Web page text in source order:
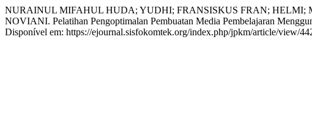
NURAINUL MIFAHUL HUDA; YUDHI; FRANSISKUS FRAN;
NOVIANI. Pelatihan Pengoptimalan Pembuatan Media Pembelajaran
Disponível em: https://ejournal.sisfokomtek.org/index.php/jpkm/article/view/